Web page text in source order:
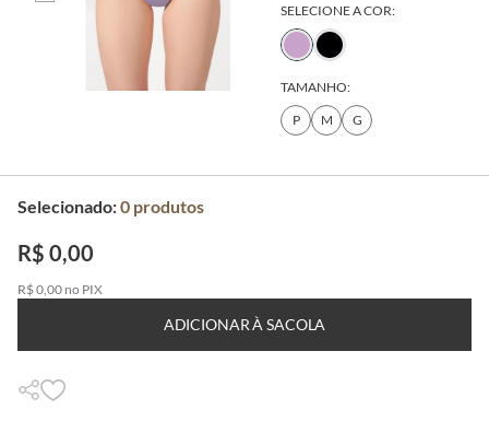
SELECIONE A COR:
TAMANHO:
P
M G
Selecionado:0 produtos
R$ 0,00
R$ 0,00 no PIX
ADICIONAR À SACOLA